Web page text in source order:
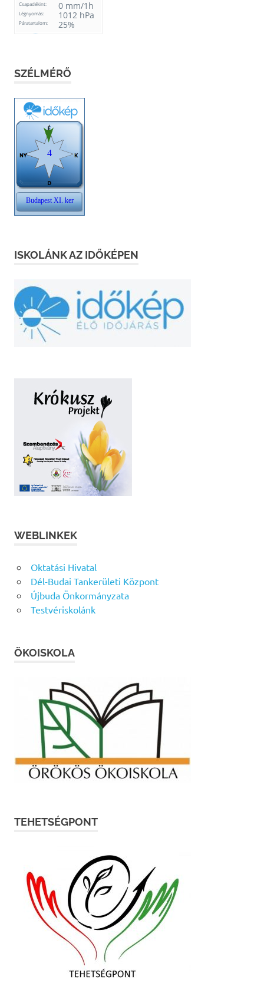
SZÉLMÉRŐ
ISKOLÁNK AZ IDŐKÉPEN
WEBLINKEK
Oktatási Hivatal
Dél-Budai Tankerületi Központ
Újbuda Önkormányzata
Testvériskolánk
ÖKOISKOLA
TEHETSÉGPONT